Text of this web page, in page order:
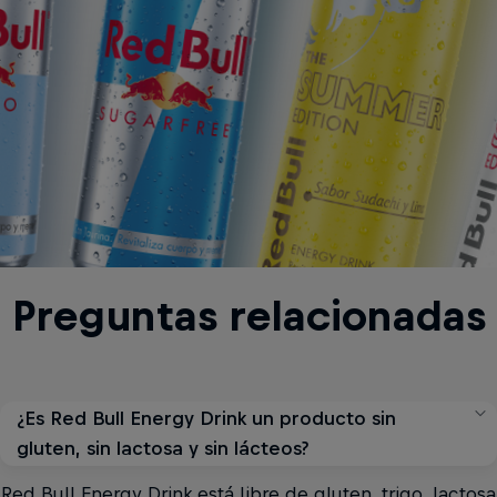
Preguntas relacionadas
¿Es Red Bull Energy Drink un producto sin
gluten, sin lactosa y sin lácteos?